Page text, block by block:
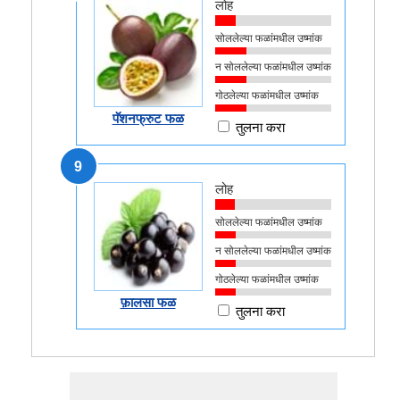
पॅशनफ्रुट फळ
लोह
सोललेल्या फळांमधील उष्मांक
न सोललेल्या फळांमधील उष्मांक
गोठलेल्या फळांमधील उष्मांक
तुलना करा
9
फ़ालसा फळ
लोह
सोललेल्या फळांमधील उष्मांक
न सोललेल्या फळांमधील उष्मांक
गोठलेल्या फळांमधील उष्मांक
तुलना करा